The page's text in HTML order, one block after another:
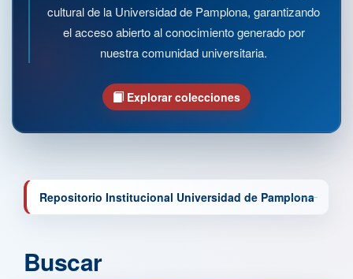
cultural de la Universidad de Pamplona, garantizando
el acceso abierto al conocimiento generado por
nuestra comunidad universitaria.
Explorar colecciones
Repositorio Institucional Universidad de Pamplona
Buscar